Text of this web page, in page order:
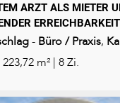
ARZT ALS MIETER
ERREICHBARKEIT
- Büro / Praxis,
m² | 8 Zi.